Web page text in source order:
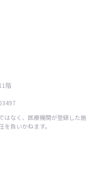
階
はなく、医療機関が登録した施
負いかねます。